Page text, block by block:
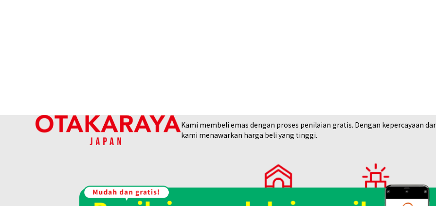
13,5g
18K gold (K18)
7,8g
Kami membeli emas dengan proses penilaian gratis. Dengan kepercayaan
kami menawarkan harga beli yang tinggi.
Toko Spesialisasi
Lihat Daftar Barang yang